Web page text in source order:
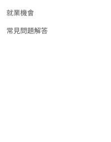
就業機會
常見問題解答